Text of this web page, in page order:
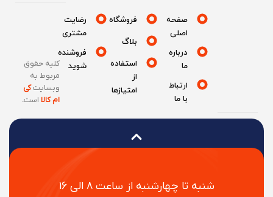
شنبه تا چهارشنبه از ساعت ۸ الی ۱۶
صفحه
درباره
ارتباط
فروشگاه
بلاگ
استفاده
امتیازها
رضایت
مشتری
فروشنده
شوید
کلیه حقوق
مربوط به
وبسایتکی
ام کالااست.